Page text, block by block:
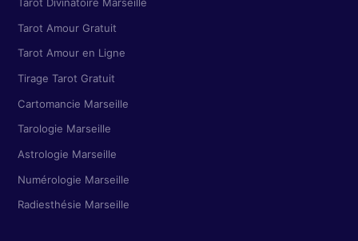
Tarot Amour Gratuit
Tarot Amour en Ligne
Tirage Tarot Gratuit
Cartomancie Marseille
Tarologie Marseille
Astrologie Marseille
Numérologie Marseille
Radiesthésie Marseille